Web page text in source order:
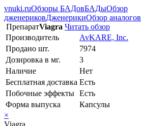
vnuki.ruОбзоры БАДовБАДыОбзор
дженериковДженерикиОбзор аналогов
ПрепаратViagra Читать обзор
Производитель
AvKARE, Inc.
Продано шт.
7974
Дозировка в мг.
3
Наличие
Нет
Бесплатная доставка Есть
Побочные эффекты Есть
Форма выпуска
Капсулы
×
Viagra